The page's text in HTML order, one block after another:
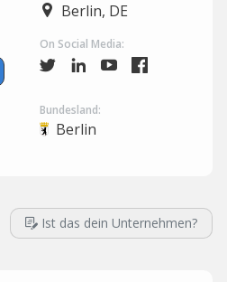
Berlin, DE
On Social Media:
Bundesland:
Berlin
Ist das dein Unternehmen?